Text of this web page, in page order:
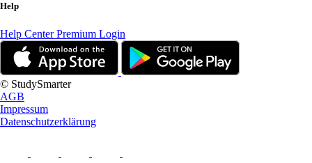
Help
Help CenterPremium Login
© StudySmarter
AGB
Impressum
Datenschutzerklärung